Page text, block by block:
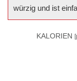
würzig und ist
KALORIEN